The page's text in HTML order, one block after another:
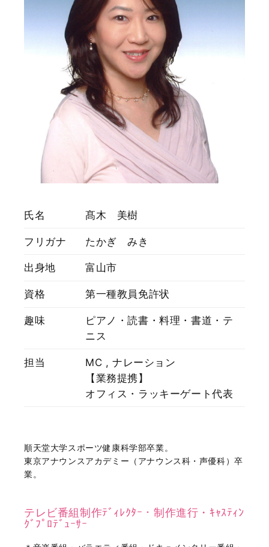
氏名 髙木 美樹
フリガナ たかぎ みき
出身地 富山市
資格 第一種教員免許状
趣味
ピアノ・読書・料理・書道・テ
ニス
担当
MC , ナレーション
【業務提携】
オフィス・ラッキーゲート代表
順天堂大学スポーツ健康科学部卒業。
東京アナウンスアカデミー（アナウンス科・声優科）卒
業。
テレビ番組制作ﾃﾞｨﾚｸﾀｰ・制作進行・ｷｬｽﾃｨﾝ
ｸﾞﾌﾟﾛﾃﾞｭｰｻｰ